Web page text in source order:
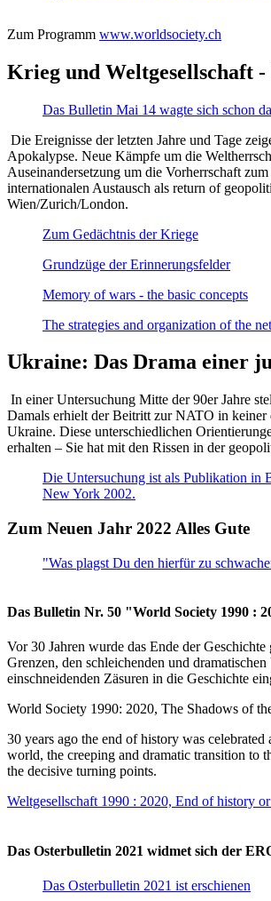
Zum Programm www.worldsociety.ch
Krieg und Weltgesellschaft
Das Bulletin Mai 14 wagte sich schon
Die Ereignisse der letzten Jahre und Tage
Apokalypse. Neue Kämpfe um die
Auseinandersetzung um die Vorherrschaft
internationalen Austausch als return of
Wien/Zurich/London.
Zum Gedächtnis der Kriege
Grundzüge der Erinnerungsfelder
Memory of wars - the basic concepts
The strategies and organization of the
Ukraine: Das Drama einer
In einer Untersuchung Mitte der 90er Jahre
Damals erhielt der Beitritt zur NATO in
Ukraine. Diese unterschiedlichen
erhalten – Sie hat mit den Rissen in der
Die Untersuchung ist als Publikation in
New York 2002.
Zum Neuen Jahr 2022 Alles Gute
"Was plagst Du den hierfür zu
Das Bulletin Nr. 50 "World Society 1990 :
Vor 30 Jahren wurde das Ende der
Grenzen, den schleichenden und
einschneidenden Zäsuren in die Geschichte
World Society 1990: 2020, The Shadows of
30 years ago the end of history was
world, the creeping and dramatic transition to
the decisive turning points.
Weltgesellschaft 1990 : 2020, End of history
Das Osterbulletin 2021 widmet sich der
Das Osterbulletin 2021 ist erschienen